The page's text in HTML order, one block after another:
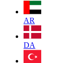
AR
DA